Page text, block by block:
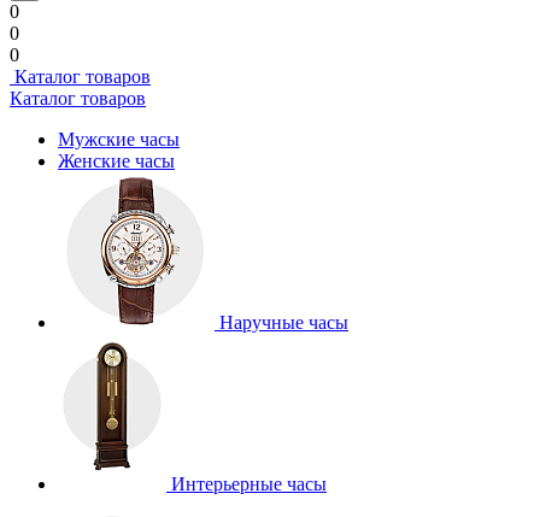
0
0
0
Каталог товаров
Каталог товаров
Мужские часы
Женские часы
Наручные часы
Интерьерные часы